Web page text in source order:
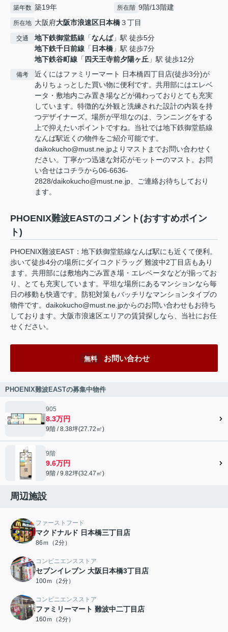
築年数 築19年 所在階 9階/13階建
所在地 大阪府大阪市浪速区日本橋３丁目
交通 地下鉄御堂筋線 「なんば」駅 徒歩5分
地下鉄千日前線 「 日本橋 」駅 徒歩7分
地下鉄谷町線 「 四天王寺前夕陽ヶ丘 」駅 徒歩12分
備考
近くにはファミリーマート 日本橋四丁目店(徒歩3分)が
ありちょっとした買い物に便利です。共用部にはエレベ
ータ・敷地内ごみ置き場などが備わっておりとても充実
しています。特徴的な外観と洗練された設計の内装を持
つデザイナーズ。場所が平坦なのは、ランニングをする
上で抑えたいポイントですね。当社では地下鉄御堂筋線
なんば駅近くの物件をご紹介可能です。
daikokucho@must.ne.jpよりマストまでお問い合わせく
ださい。丁寧かつ迅速な対応がモットーのマスト。お問
い合せはコチラから06-6636-
2828/daikokucho@must.ne.jp、ご連絡お待ちしており
ます。
PHOENIX難波EASTのコメント(おすすめポイン
ト)
PHOENIX難波EAST：地下鉄御堂筋線なんば駅にも近くて便利。
歩いて徒歩4分の場所にダイコクドラッグ 難波中2丁目店もあり
ます。共用部には敷地内ごみ置き場・エレベータなどが揃ってお
り、とても充実しています。平坦な場所にあるマンションなら毎
日の移動も快適です。防犯対策もバッチリなマンションタイプの
物件です。daikokucho@must.ne.jpからのお問い合わせもお待ち
しております。大阪市浪速区エリアの賃貸探しなら、当社にお任
せください。
無料 お問い合わせ
PHOENIX難波EASTの募集中物件
905
8.3万円
9階 / 8.38坪(27.72㎡)
9階
9.6万円
9階 / 9.82坪(32.47㎡)
周辺施設
ファーストフード
マクドナルド 日本橋三丁目店
86ｍ（2分）
コンビニエンスストア
セブンイレブン 大阪日本橋3丁目店
100ｍ（2分）
コンビニエンスストア
ファミリーマート 難波中二丁目店
160ｍ（2分）